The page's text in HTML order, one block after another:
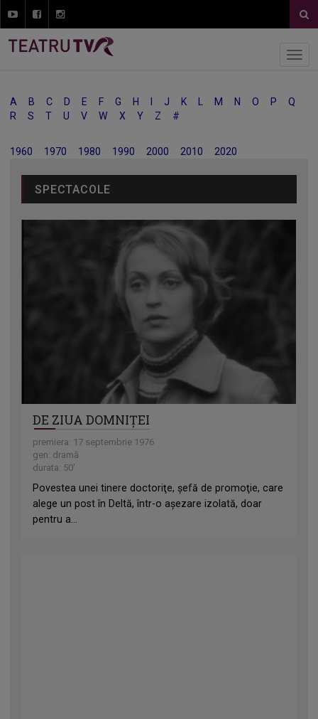
A B C D E F G H J K M N O P
Q
R
S T U V W X Y Z #
1960 1970 1980 1990 2000 2010 2020
SPECTACOLE
DE ZIUA DOMNIȚEI
premiera: 17 septembrie 1976
gen: dramă
durata: 50'
Povestea unei tinere doctoriţe, şefă de promoţie, care
alege un post în Deltă, într-o aşezare izolată, doar
pentru a...